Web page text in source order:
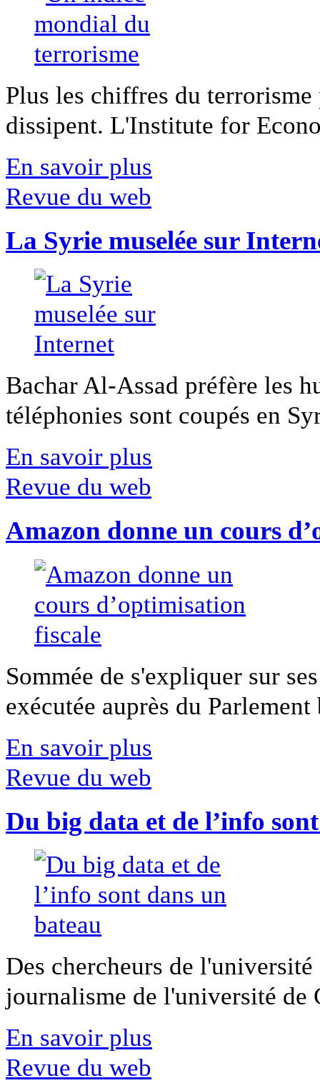
Plus les chiffres du
dissipent. L'Institute for
En savoir plus
Revue du web
La Syrie muselée sur
Bachar Al-Assad préfère les
téléphonies sont coupés en
En savoir plus
Revue du web
Amazon donne un cours
Sommée de s'expliquer sur
exécutée auprès du
En savoir plus
Revue du web
Du big data et de l’info
Des chercheurs de
journalisme de l'université
En savoir plus
Revue du web